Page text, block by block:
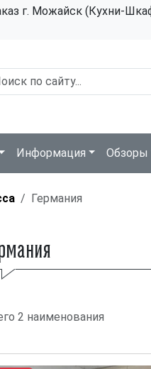
г. Можайск (Кухни-
Информация Обзоры
Германия
2 наименования